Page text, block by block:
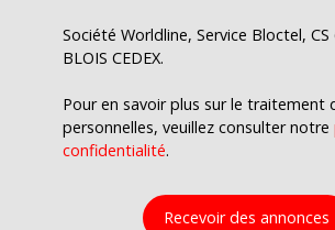
Société Worldline, Service Bloctel, CS
BLOIS CEDEX.
Pour en savoir plus sur le traitement
personnelles, veuillez consulter notre
confidentialité.
Recevoir des annonces